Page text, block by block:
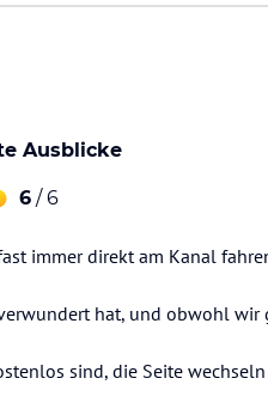
Ausblicke
6 / 6
immer direkt am Kanal
hat, und obwohl wir
sind, die Seite